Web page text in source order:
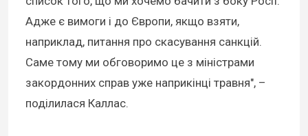
Адже є вимоги і до Європи, якщо взяти,
наприклад, питання про скасування санкцій.
Саме тому ми обговоримо це з міністрами
закордонних справ уже наприкінці травня", –
поділилася Каллас.